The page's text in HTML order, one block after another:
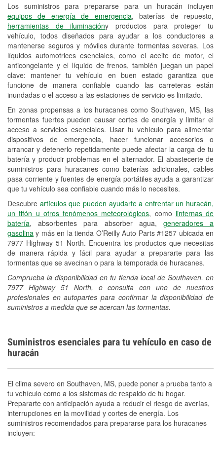
Los suministros para prepararse para un huracán incluyen
equipos de energía de emergencia, baterías de repuesto,
herramientas de iluminacióny productos para proteger tu
vehículo, todos diseñados para ayudar a los conductores a
mantenerse seguros y móviles durante tormentas severas. Los
líquidos automotrices esenciales, como el aceite de motor, el
anticongelante y el líquido de frenos, también juegan un papel
clave: mantener tu vehículo en buen estado garantiza que
funcione de manera confiable cuando las carreteras están
inundadas o el acceso a las estaciones de servicio es limitado.
En zonas propensas a los huracanes como Southaven, MS, las
tormentas fuertes pueden causar cortes de energía y limitar el
acceso a servicios esenciales. Usar tu vehículo para alimentar
dispositivos de emergencia, hacer funcionar accesorios o
arrancar y detenerlo repetidamente puede afectar la carga de tu
batería y producir problemas en el alternador. El abastecerte de
suministros para huracanes como baterías adicionales, cables
pasa corriente y fuentes de energía portátiles ayuda a garantizar
que tu vehículo sea confiable cuando más lo necesites.
Descubre artículos que pueden ayudarte a enfrentar un huracán,
un tifón u otros fenómenos meteorológicos, como linternas de
batería, absorbentes para absorber agua, generadores a
gasolina y más en la tienda O’Reilly Auto Parts #1257 ubicada en
7977 Highway 51 North. Encuentra los productos que necesitas
de manera rápida y fácil para ayudar a prepararte para las
tormentas que se avecinan o para la temporada de huracanes.
Comprueba la disponibilidad en tu tienda local de Southaven, en
7977 Highway 51 North, o consulta con uno de nuestros
profesionales en autopartes para confirmar la disponibilidad de
suministros a medida que se acercan las tormentas.
Reciclaje de baterías y aceite
Instalación de bombillas de faros
Instalación de limpiaparabrisas
Programa de Préstamo de
Herramientas
Mezcla de pinturas
Rectificación de tambores y discos de
freno
Hurricane Supplies
Conoce más
Suministros esenciales para tu vehículo en caso de
huracán
El clima severo en Southaven, MS, puede poner a prueba tanto a
tu vehículo como a los sistemas de respaldo de tu hogar.
Prepararte con anticipación ayuda a reducir el riesgo de averías,
interrupciones en la movilidad y cortes de energía. Los
suministros recomendados para prepararse para los huracanes
incluyen: